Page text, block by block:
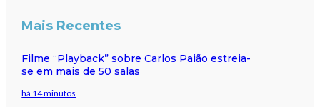
Mais Recentes
Filme “Playback” sobre Carlos Paião estreia-
se em mais de 50 salas
há 14 minutos